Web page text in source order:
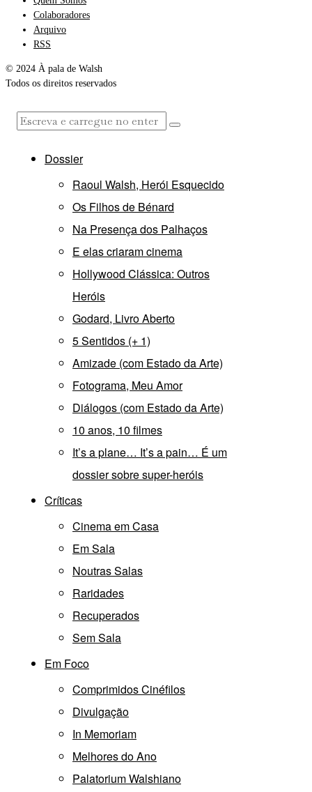
Colaboradores
Arquivo
RSS
© 2024 À pala de Walsh
Todos os direitos reservados
Dossier
Raoul Walsh, Herói Esquecido
Os Filhos de Bénard
Na Presença dos Palhaços
E elas criaram cinema
Hollywood Clássica: Outros
Heróis
Godard, Livro Aberto
5 Sentidos (+ 1)
Amizade (com Estado da Arte)
Fotograma, Meu Amor
Diálogos (com Estado da Arte)
10 anos, 10 filmes
It’s a plane… It’s a pain… É um
dossier sobre super-heróis
Críticas
Cinema em Casa
Em Sala
Noutras Salas
Raridades
Recuperados
Sem Sala
Em Foco
Comprimidos Cinéfilos
Divulgação
In Memoriam
Melhores do Ano
Palatorium Walshiano